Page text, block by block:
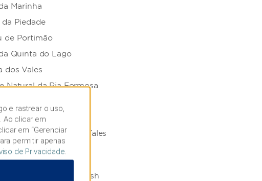
Marinha
Piedade
de Portimão
Quinta do Lago
dos Vales
Natural da Ria Formosa
pedestre dos Sete Vales
de Silves
Aquático Slide & Splash
e rastrear o uso,
Ao clicar em
em “Gerenciar
permitir apenas
de Privacidade.